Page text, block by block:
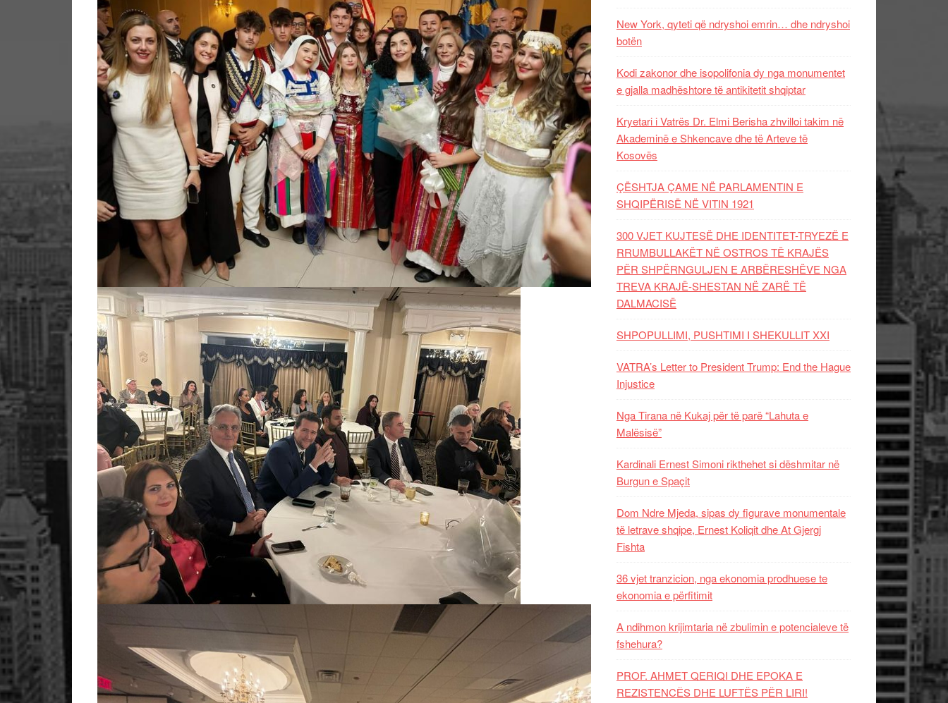
New York, qyteti që ndryshoi emrin… dhe ndryshoi
botën
Kodi zakonor dhe isopolifonia dy nga monumentet
e gjalla madhështore të antikitetit shqiptar
Kryetari i Vatrës Dr. Elmi Berisha zhvilloi takim në
Akademinë e Shkencave dhe të Arteve të
Kosovës
ÇËSHTJA ÇAME NË PARLAMENTIN E
SHQIPËRISË NË VITIN 1921
300 VJET KUJTESË DHE IDENTITET-TRYEZË E
RRUMBULLAKËT NË OSTROS TË KRAJËS
PËR SHPËRNGULJEN E ARBËRESHËVE NGA
TREVA KRAJË-SHESTAN NË ZARË TË
DALMACISË
SHPOPULLIMI, PUSHTIMI I SHEKULLIT XXI
VATRA’s Letter to President Trump: End the Hague
Injustice
Nga Tirana në Kukaj për të parë “Lahuta e
Malësisë”
Kardinali Ernest Simoni rikthehet si dëshmitar në
Burgun e Spaçit
Dom Ndre Mjeda, sipas dy figurave monumentale
të letrave shqipe, Ernest Koliqit dhe At Gjergj
Fishta
36 vjet tranzicion, nga ekonomia prodhuese te
ekonomia e përfitimit
A ndihmon krijimtaria në zbulimin e potencialeve të
fshehura?
PROF. AHMET QERIQI DHE EPOKA E
REZISTENCЁS DHE LUFTЁS PЁR LIRI!